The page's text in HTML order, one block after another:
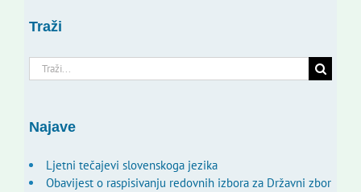
Traži
Traži...
Najave
Ljetni tečajevi slovenskoga jezika
Obavijest o raspisivanju redovnih izbora za Državni zbor